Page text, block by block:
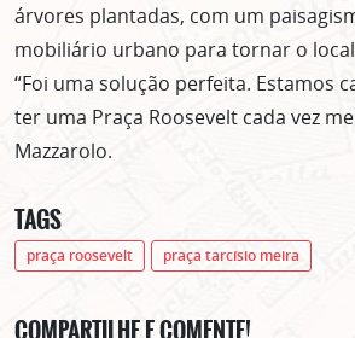
árvores plantadas, com um
mobiliário urbano para tornar o
“Foi uma solução perfeita. Estamos
ter uma Praça Roosevelt cada vez
Mazzarolo.
TAGS
praça roosevelt praça tarcísio meira